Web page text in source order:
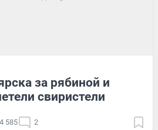
за рябиной и
свиристели
4 585 2